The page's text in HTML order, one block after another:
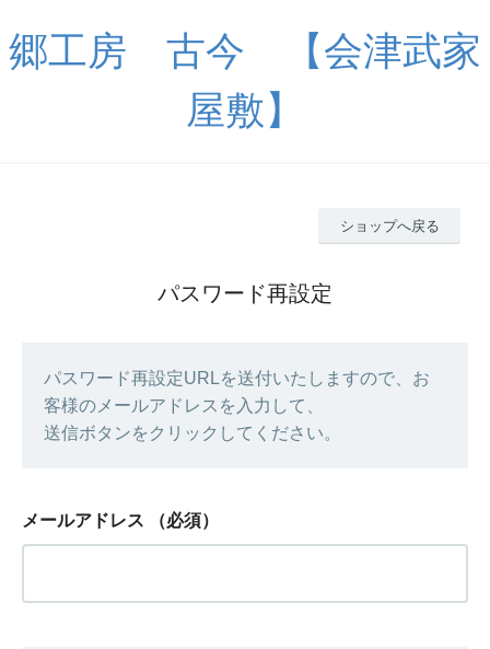
郷工房 古今 【会津武家
屋敷】
ショップへ戻る
パスワード再設定
パスワード再設定URLを送付いたしますので、お
客様のメールアドレスを入力して、
送信ボタンをクリックしてください。
メールアドレス （必須）